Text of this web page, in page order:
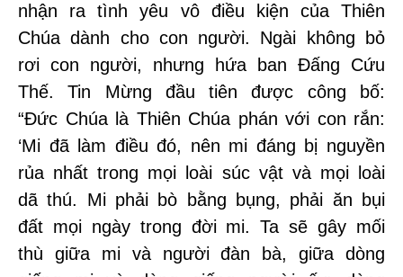
nhận ra tình yêu vô điều kiện của Thiên
Chúa dành cho con người. Ngài không bỏ
rơi con người, nhưng hứa ban Đấng Cứu
Thế. Tin Mừng đầu tiên được công bố:
“Đức Chúa là Thiên Chúa phán với con rắn:
‘Mi đã làm điều đó, nên mi đáng bị nguyền
rủa nhất trong mọi loài súc vật và mọi loài
dã thú. Mi phải bò bằng bụng, phải ăn bụi
đất mọi ngày trong đời mi. Ta sẽ gây mối
thù giữa mi và người đàn bà, giữa dòng